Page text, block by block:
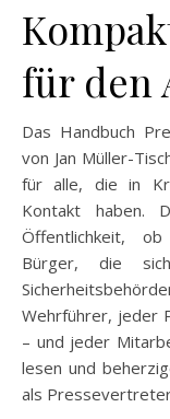
für den
Das Handbuch
von Jan Müller-
für alle, die in
Kontakt haben.
Öffentlichkeit,
Bürger, die
Wehrführer, jeder
– und jeder
lesen und
als